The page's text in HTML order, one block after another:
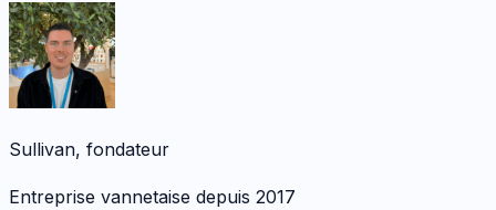
Sullivan, fondateur
Entreprise vannetaise depuis 2017